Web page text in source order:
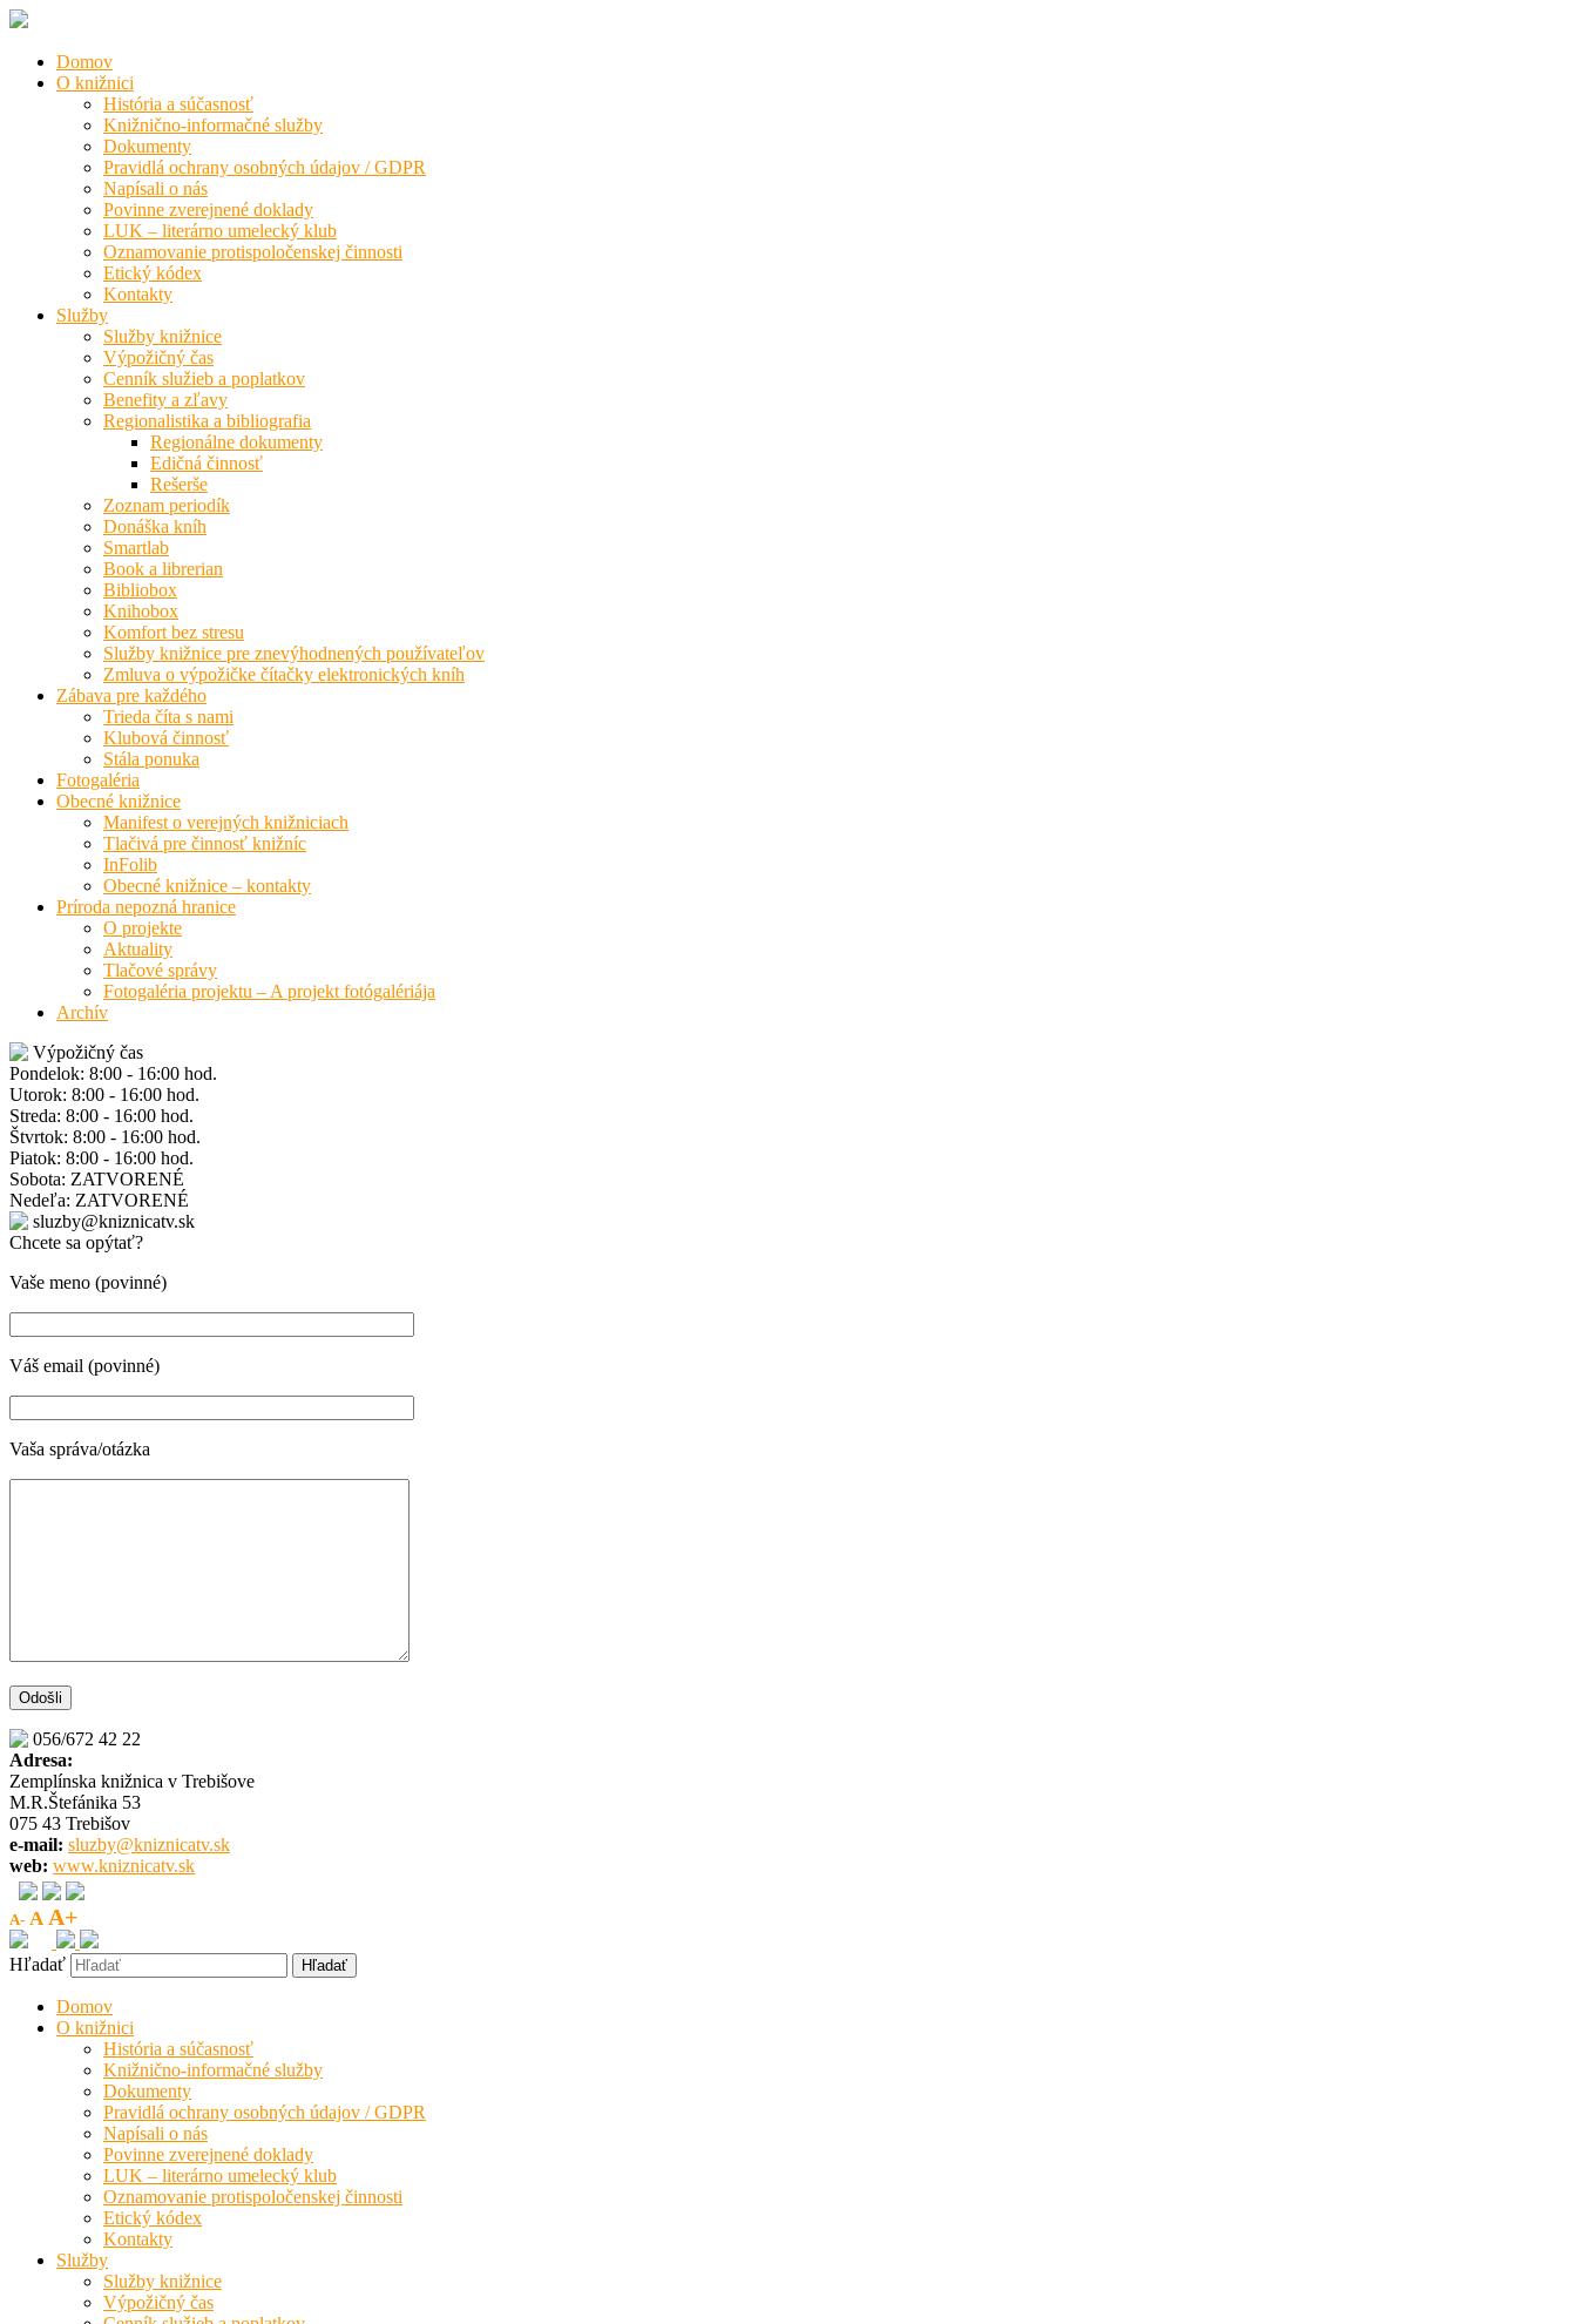
Domov
O knižnici
História a súčasnosť
Knižnično-informačné služby
Dokumenty
Pravidlá ochrany osobných údajov / GDPR
Napísali o nás
Povinne zverejnené doklady
LUK – literárno umelecký klub
Oznamovanie protispoločenskej činnosti
Etický kódex
Kontakty
Služby
Služby knižnice
Výpožičný čas
Cenník služieb a poplatkov
Benefity a zľavy
Regionalistika a bibliografia
Regionálne dokumenty
Edičná činnosť
Rešerše
Zoznam periodík
Donáška kníh
Smartlab
Book a librerian
Bibliobox
Knihobox
Komfort bez stresu
Služby knižnice pre znevýhodnených používateľov
Zmluva o výpožičke čítačky elektronických kníh
Zábava pre každého
Trieda číta s nami
Klubová činnosť
Stála ponuka
Fotogaléria
Obecné knižnice
Manifest o verejných knižniciach
Tlačivá pre činnosť knižníc
InFolib
Obecné knižnice – kontakty
Príroda nepozná hranice
O projekte
Aktuality
Tlačové správy
Fotogaléria projektu – A projekt fotógalériája
Archív
Výpožičný čas
Pondelok: 8:00 - 16:00 hod.
Utorok: 8:00 - 16:00 hod.
Streda: 8:00 - 16:00 hod.
Štvrtok: 8:00 - 16:00 hod.
Piatok: 8:00 - 16:00 hod.
Sobota: ZATVORENÉ
Nedeľa: ZATVORENÉ
sluzby@kniznicatv.sk
Chcete sa opýtať?
Vaše meno (povinné)
Váš email (povinné)
Vaša správa/otázka
056/672 42 22
Adresa:
Zemplínska knižnica v Trebišove
M.R.Štefánika 53
075 43 Trebišov
e-mail: sluzby@kniznicatv.sk
web: www.kniznicatv.sk
A- A A+
Hľadať
Domov
O knižnici
História a súčasnosť
Knižnično-informačné služby
Dokumenty
Pravidlá ochrany osobných údajov / GDPR
Napísali o nás
Povinne zverejnené doklady
LUK – literárno umelecký klub
Oznamovanie protispoločenskej činnosti
Etický kódex
Kontakty
Služby
Služby knižnice
Výpožičný čas